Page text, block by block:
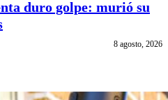
duro golpe: murió su
8 agosto, 2026